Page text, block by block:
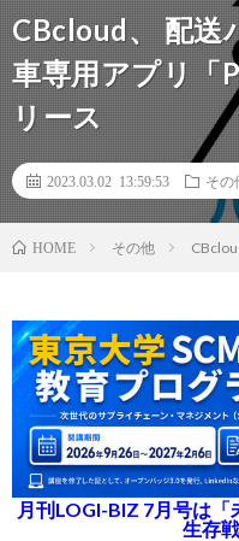
CBcloud、 配送
車専用アプリ「
リース
2023.03.02 13:59:53 その
HOME その他
月刊LOGI-BIZ 7月号は
生存